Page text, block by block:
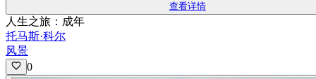
查看详情
人生之旅：成年
托马斯·科尔
风景
0